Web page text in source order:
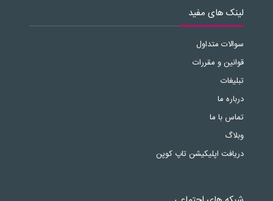
لینک های مفید
سوالات متداول
قوانین و مقررات
تبلیغات
درباره ما
تماس با ما
وبلاگ
دریافت اپلیکیشن تاپ کوپن